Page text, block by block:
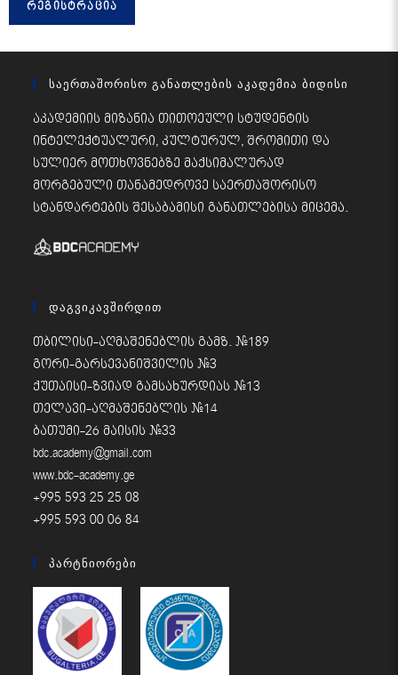
Საერთაშორისო Განათლების Აკადემია Ბიდისი
აკადემიის მიზანია თითოეული სტუდენტის
ინტელექტუალური, კულტურულ, შრომითი და
სულიერ მოთხოვნებზე მაქსიმალურად
მორგებული თანამედროვე საერთაშორისო
სტანდარტების შესაბამისი განათლებისა მიცემა.
Დაგვიკავშირდით
თბილისი-აღმაშენებლის გამზ. #189
გორი-გარსევანიშვილის #3
ქუთაისი-ზვიად გამსახურდიას #13
თელავი-აღმაშენებლის #14
ბათუმი-26 მაისის #33
bdc.academy@gmail.com
www.bdc-academy.ge
+995 593 25 25 08
+995 593 00 06 84
Პარტნიორები